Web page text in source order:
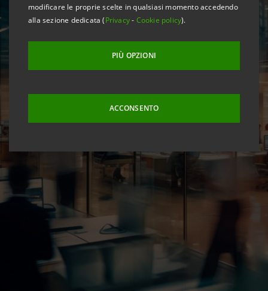
modificare le proprie scelte in qualsiasi momento accedendo
alla sezione dedicata (Privacy- Cookie policy).
PIÙ OPZIONI
ACCONSENTO